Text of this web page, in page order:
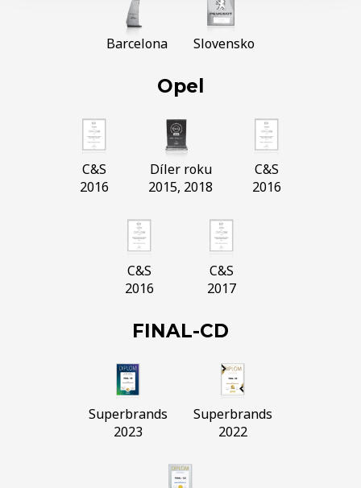
Barcelona Slovensko
Opel
C&S
2016
Díler roku
2015, 2018
C&S
2016
C&S
2016
C&S
2017
FINAL-CD
Superbrands
2023
Superbrands
2022